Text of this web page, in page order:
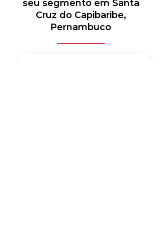
seu segmento em Santa
Cruz do Capibaribe,
Pernambuco